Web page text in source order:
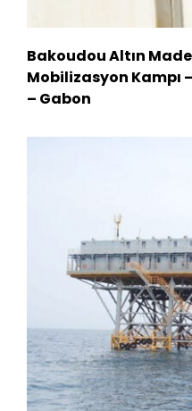
Bakoudou Altın
Mobilizasyon Kampı
– Gabon